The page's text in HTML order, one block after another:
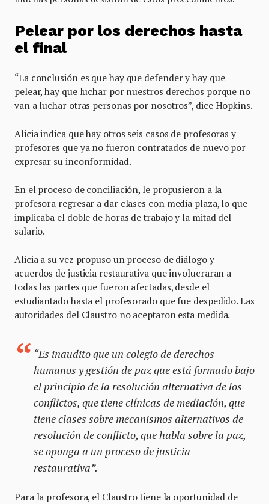
Pelear por los derechos hasta
el final
“La conclusión es que hay que defender y hay que
pelear, hay que luchar por nuestros derechos porque no
van a luchar otras personas por nosotros”, dice Hopkins.
Alicia indica que hay otros seis casos de profesoras y
profesores que ya no fueron contratados de nuevo por
expresar su inconformidad.
En el proceso de conciliación, le propusieron a la
profesora regresar a dar clases con media plaza, lo que
implicaba el doble de horas de trabajo y la mitad del
salario.
Alicia a su vez propuso un proceso de diálogo y
acuerdos de justicia restaurativa que involucraran a
todas las partes que fueron afectadas, desde el
estudiantado hasta el profesorado que fue despedido. Las
autoridades del Claustro no aceptaron esta medida.
“Es inaudito que un colegio de derechos
humanos y gestión de paz que está formado bajo
el principio de la resolución alternativa de los
conflictos, que tiene clínicas de mediación, que
tiene clases sobre mecanismos alternativos de
resolución de conflicto, que habla sobre la paz,
se oponga a un proceso de justicia
restaurativa”.
Para la profesora, el Claustro tiene la oportunidad de